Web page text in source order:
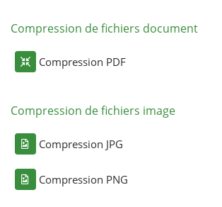
Compression de fichiers document
Compression PDF
Compression de fichiers image
Compression JPG
Compression PNG